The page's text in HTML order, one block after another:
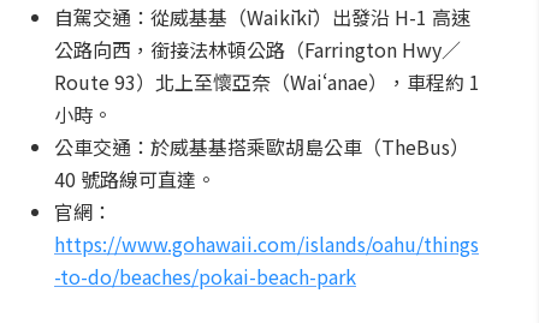
自駕交通：從威基基（Waikīkī）出發沿 H-1 高速
公路向西，銜接法林頓公路（Farrington Hwy／
Route 93）北上至懷亞奈（Waiʻanae），車程約 1
小時。
公車交通：於威基基搭乘歐胡島公車（TheBus）
40 號路線可直達。
官網：
https://www.gohawaii.com/islands/oahu/things
-to-do/beaches/pokai-beach-park